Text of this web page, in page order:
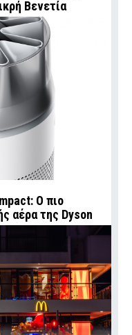
Βενετία
Ο πιο
αέρα της Dyson